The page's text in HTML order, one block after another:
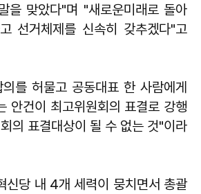
을 맞았다"며 "새로운미래로 돌아
선거체제를 신속히 갖추겠다"고
를 허물고 공동대표 한 사람에게
안건이 최고위원회의 표결로 강행
의 표결대상이 될 수 없는 것"이라
신당 내 4개 세력이 뭉치면서 총괄